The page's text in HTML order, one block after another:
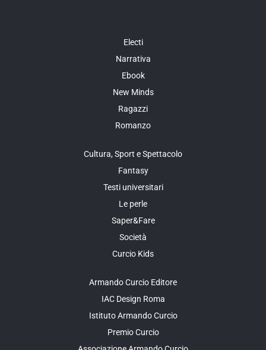
Electi
Narrativa
Ebook
New Minds
Ragazzi
Romanzo
Cultura, Sport e Spettacolo
Fantasy
Testi universitari
Le perle
Saper&Fare
Società
Curcio Kids
Armando Curcio Editore
IAC Design Roma
Istituto Armando Curcio
Premio Curcio